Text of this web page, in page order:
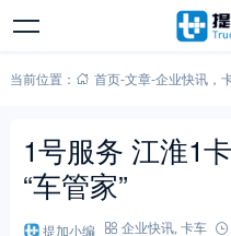
当前位置： 首页-文章-企业快讯，
1号服务 江淮1
“车管家”
提加小编 企业快讯, 卡车